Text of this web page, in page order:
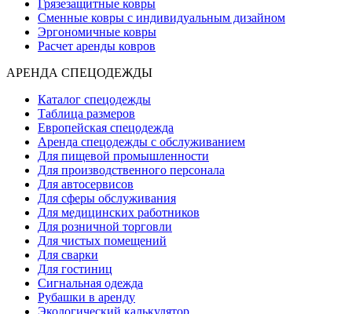
Грязезащитные ковры
Сменные ковры с индивидуальным дизайном
Эргономичные ковры
Расчет аренды ковров
АРЕНДА СПЕЦОДЕЖДЫ
Каталог спецодежды
Таблица размеров
Европейская спецодежда
Аренда спецодежды с обслуживанием
Для пищевой промышленности
Для производственного персонала
Для автосервисов
Для сферы обслуживания
Для медицинских работников
Для розничной торговли
Для чистых помещений
Для сварки
Для гостиниц
Сигнальная одежда
Рубашки в аренду